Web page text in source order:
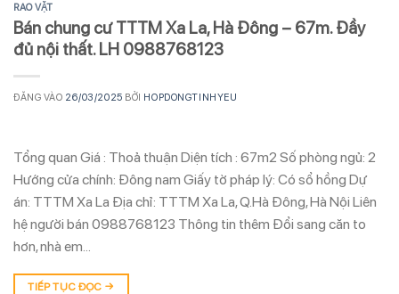
RAO VẶT
Bán chung cư TTTM Xa La, Hà Đông – 67m. Đầy
đủ nội thất. LH 0988768123
ĐĂNG VÀO 26/03/2025 BỞI HOPDONGTINHYEU
Tổng quan Giá : Thoả thuận Diện tích : 67m2 Số phòng ngủ: 2
Hướng cửa chính: Đông nam Giấy tờ pháp lý: Có sổ hồng Dự
án: TTTM Xa La Địa chỉ: TTTM Xa La, Q.Hà Đông, Hà Nội Liên
hệ người bán 0988768123 Thông tin thêm Đổi sang căn to
hơn, nhà em…
TIẾP TỤC ĐỌC →